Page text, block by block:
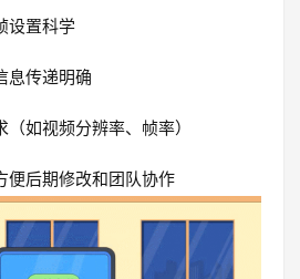
设置科学
息传递明确
如视频分辨率、帧率）
便后期修改和团队协作